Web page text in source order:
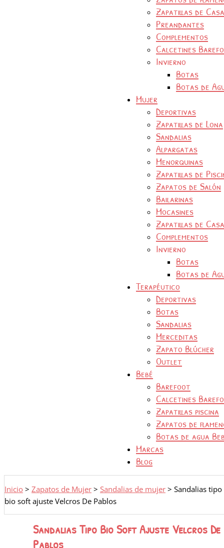
Zapatillas de Casa
Preandantes
Complementos
Calcetines
Invierno
Botas
Botas de
Mujer
Deportivas
Zapatillas de Lona
Sandalias
Alpargatas
Menorquinas
Zapatillas de
Zapatos de Salón
Bailarinas
Mocasines
Zapatillas de Casa
Complementos
Invierno
Botas
Botas de
Terapéutico
Deportivas
Botas
Sandalias
Merceditas
Zapato Blúcher
Outlet
Bebé
Barefoot
Calcetines
Zapatillas piscina
Zapatos de
Botas de agua
Marcas
Blog
Inicio > Zapatos de Mujer > Sandalias de mujer > Sandalias tipo
bio soft ajuste Velcros De Pablos
Sandalias Tipo Bio Soft Ajuste Velcros De
Pablos